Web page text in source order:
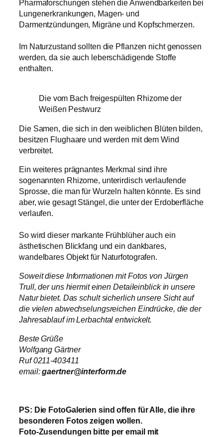
Pharmaforschungen stehen die Anwendbarkeiten bei
Lungenerkrankungen, Magen- und
Darmentzündungen, Migräne und Kopfschmerzen.
Im Naturzustand sollten die Pflanzen nicht genossen
werden, da sie auch leberschädigende Stoffe
enthalten.
Die vom Bach freigespülten Rhizome der
Weißen Pestwurz
Die Samen, die sich in den weiblichen Blüten bilden,
besitzen Flughaare und werden mit dem Wind
verbreitet.
Ein weiteres prägnantes Merkmal sind ihre
sogenannten Rhizome, unterirdisch verlaufende
Sprosse, die man für Wurzeln halten könnte. Es sind
aber, wie gesagt Stängel, die unter der Erdoberfläche
verlaufen.
So wird dieser markante Frühblüher auch ein
ästhetischen Blickfang und ein dankbares,
wandelbares Objekt für Naturfotografen.
Soweit diese Informationen mit Fotos von Jürgen
Trull, der uns hiermit einen Detaileinblick in unsere
Natur bietet. Das schult sicherlich unsere Sicht auf
die vielen abwechselungsreichen Eindrücke, die der
Jahresablauf im Lerbachtal entwickelt.
Beste Grüße
Wolfgang Gärtner
Ruf 0211-403411
email:gaertner@interform.de
PS: Die FotoGalerien sind offen für Alle, die ihre
besonderen Fotos zeigen wollen.
Foto-Zusendungen bitte per email mit